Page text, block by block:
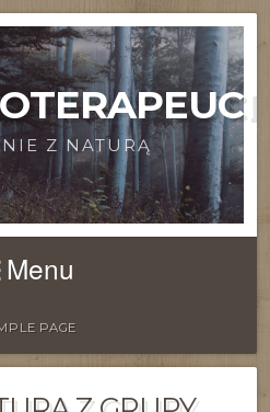
Z NATURĄ
Menu
PAGE